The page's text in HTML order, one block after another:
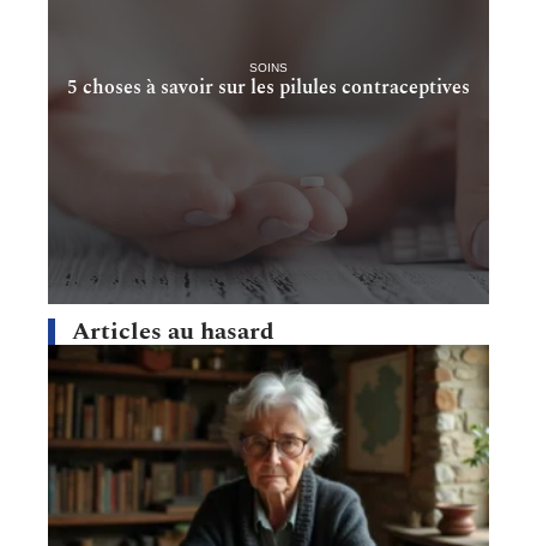
SOINS
5 choses à savoir sur les pilules contraceptives
Articles au hasard